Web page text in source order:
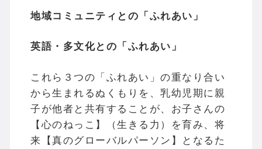
地域コミュニティとの「ふれあい」
英語・多文化との「ふれあい」
これら３つの「ふれあい」の重なり合い
から生まれるぬくもりを、乳幼児期に親
子が他者と共有することが、お子さんの
【心のねっこ】（生きる力）を育み、将
来【真のグローバルパーソン】となるた